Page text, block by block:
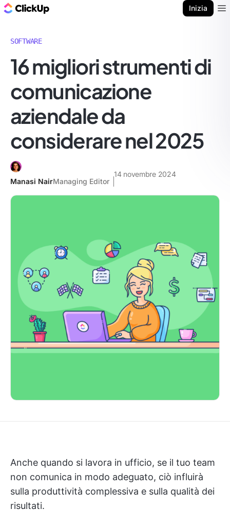
Inizia
SOFTWARE
16 migliori strumenti di
comunicazione
aziendale da
considerare nel 2025
Manasi NairManaging Editor
14 novembre 2024
Anche quando si lavora in ufficio, se il tuo team
non comunica in modo adeguato, ciò influirà
sulla produttività complessiva e sulla qualità dei
risultati.